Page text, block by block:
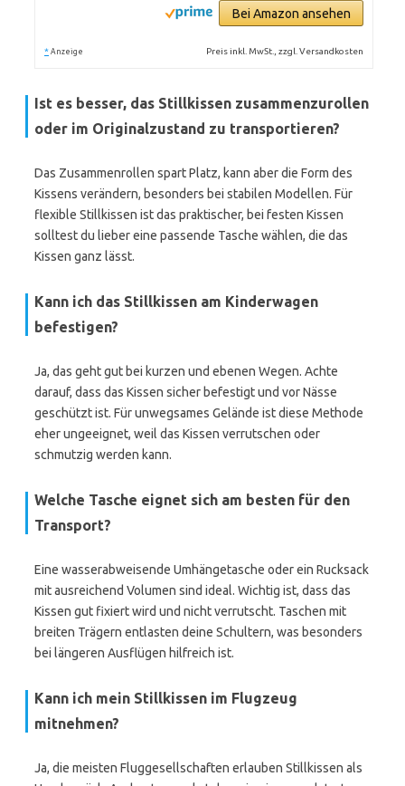
Bei Amazon ansehen
* Anzeige Preis inkl. MwSt., zzgl. Versandkosten
Ist es besser, das Stillkissen zusammenzurollen
oder im Originalzustand zu transportieren?
Das Zusammenrollen spart Platz, kann aber die Form des
Kissens verändern, besonders bei stabilen Modellen. Für
flexible Stillkissen ist das praktischer, bei festen Kissen
solltest du lieber eine passende Tasche wählen, die das
Kissen ganz lässt.
Kann ich das Stillkissen am Kinderwagen
befestigen?
Ja, das geht gut bei kurzen und ebenen Wegen. Achte
darauf, dass das Kissen sicher befestigt und vor Nässe
geschützt ist. Für unwegsames Gelände ist diese Methode
eher ungeeignet, weil das Kissen verrutschen oder
schmutzig werden kann.
Welche Tasche eignet sich am besten für den
Transport?
Eine wasserabweisende Umhängetasche oder ein Rucksack
mit ausreichend Volumen sind ideal. Wichtig ist, dass das
Kissen gut fixiert wird und nicht verrutscht. Taschen mit
breiten Trägern entlasten deine Schultern, was besonders
bei längeren Ausflügen hilfreich ist.
Kann ich mein Stillkissen im Flugzeug
mitnehmen?
Ja, die meisten Fluggesellschaften erlauben Stillkissen als